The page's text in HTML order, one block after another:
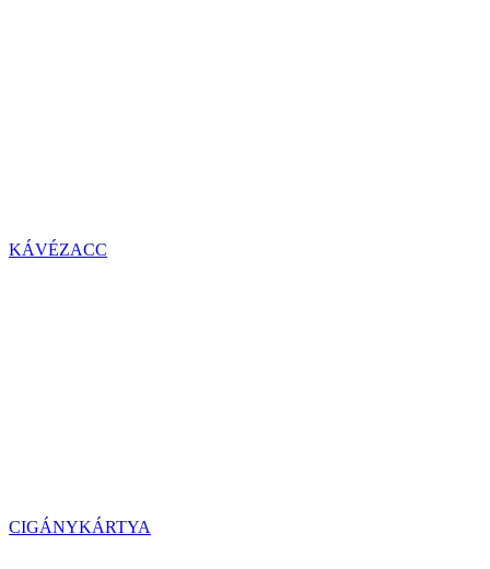
KÁVÉZACC
CIGÁNYKÁRTYA